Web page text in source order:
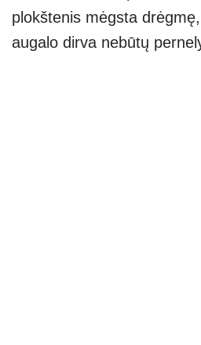
plokštenis mėgsta
augalo dirva nebūtų